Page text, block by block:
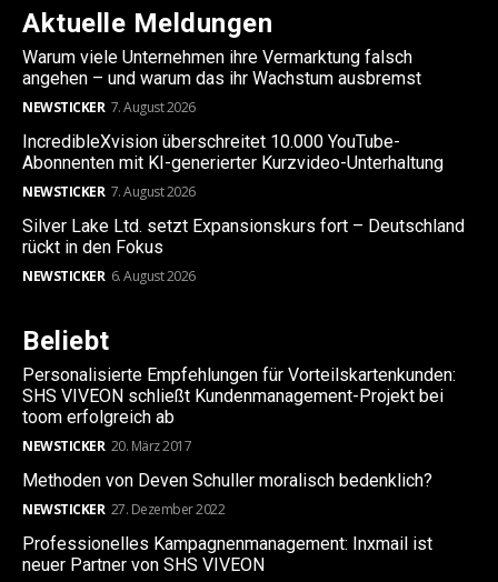
Aktuelle Meldungen
Warum viele Unternehmen ihre Vermarktung falsch
angehen – und warum das ihr Wachstum ausbremst
NEWSTICKER 7. August 2026
IncredibleXvision überschreitet 10.000 YouTube-
Abonnenten mit KI-generierter Kurzvideo-Unterhaltung
NEWSTICKER 7. August 2026
Silver Lake Ltd. setzt Expansionskurs fort – Deutschland
rückt in den Fokus
NEWSTICKER 6. August 2026
Beliebt
Personalisierte Empfehlungen für Vorteilskartenkunden:
SHS VIVEON schließt Kundenmanagement-Projekt bei
toom erfolgreich ab
NEWSTICKER 20. März 2017
Methoden von Deven Schuller moralisch bedenklich?
NEWSTICKER 27. Dezember 2022
Professionelles Kampagnenmanagement: Inxmail ist
neuer Partner von SHS VIVEON